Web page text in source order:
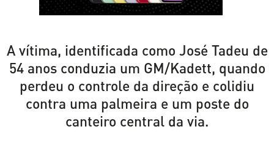
A vítima, identificada como José Tadeu de
54 anos conduzia um GM/Kadett, quando
perdeu o controle da direção e colidiu
contra uma palmeira e um poste do
canteiro central da via.